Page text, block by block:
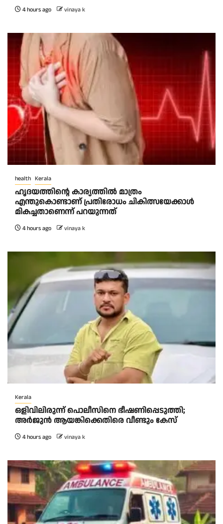
4 hours ago vinaya k
health Kerala
ഹൃദയത്തിന്റെ കാര്യത്തിൽ മാത്രം
എന്തുകൊണ്ടാണ് പ്രതിരോധം ചികിത്സയേക്കാൾ
മികച്ചതാണെന്ന് പറയുന്നത്
4 hours ago vinaya k
Kerala
ഒളിവിലിരുന്ന് പൊലീസിനെ ഭീഷണിപ്പെടുത്തി;
അർജുൻ ആയങ്കിക്കെതിരെ വീണ്ടും കേസ്
4 hours ago vinaya k